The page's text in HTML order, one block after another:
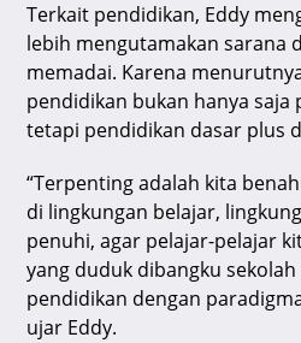
Terkait pendidikan, Eddy
lebih mengutamakan sarana
memadai. Karena
pendidikan bukan hanya saja
tetapi pendidikan dasar plus
“Terpenting adalah kita
di lingkungan belajar,
penuhi, agar pelajar-pelajar
yang duduk dibangku
pendidikan dengan
ujar Eddy.